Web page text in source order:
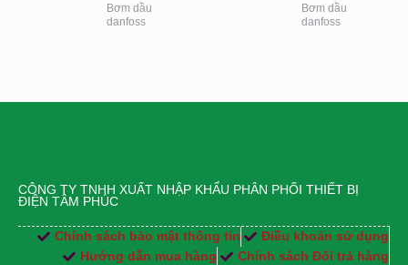
Bơm dầu
danfoss
Bơm dầu
danfoss
CÔNG TY TNHH XUẤT NHẬP KHẨU PHÂN PHỐI THIẾT BỊ
ĐIỆN TÂM PHÚC
Chính sách bảo mật thông tin
Điều khoản sử dụng
Hướng dẫn mua hàng
Chính sách Đổi trả hàng